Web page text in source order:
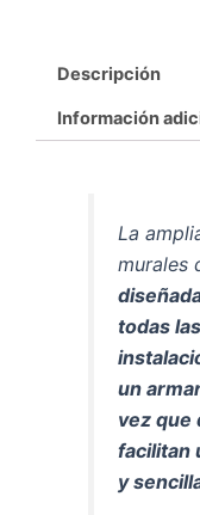
Descripción
Información
La
murales
todas
un
vez que
facilitan
y